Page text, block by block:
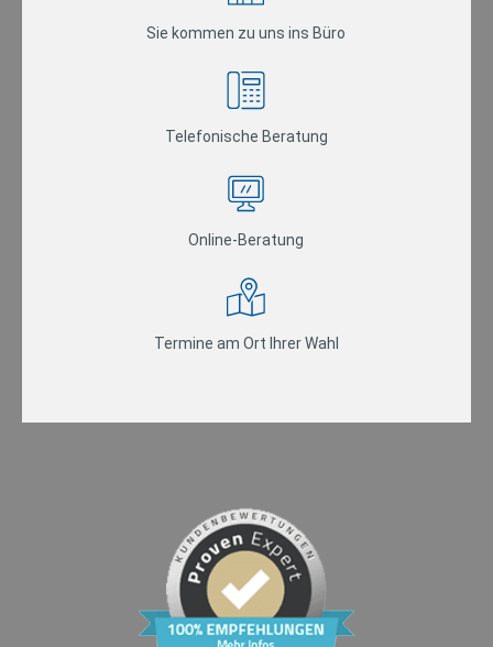
Sie kommen zu uns ins Büro
Telefonische Beratung
Online-Beratung
Termine am Ort Ihrer Wahl